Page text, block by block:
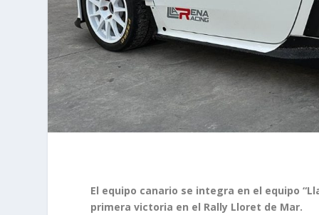
El equipo canario se integra en el equipo
primera victoria en el Rally Lloret de Mar.